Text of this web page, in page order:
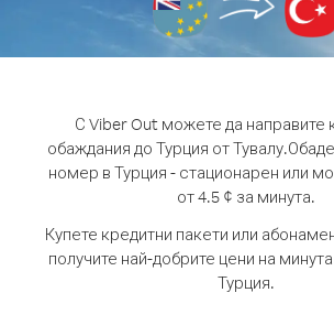
С Viber Out можете да направите
обаждания до Турция от Тувалу.
номер в Турция - стационарен или
от 4.5 ¢ за минута.
Купете кредитни пакети или
получите най-добрите цени на
Турция.